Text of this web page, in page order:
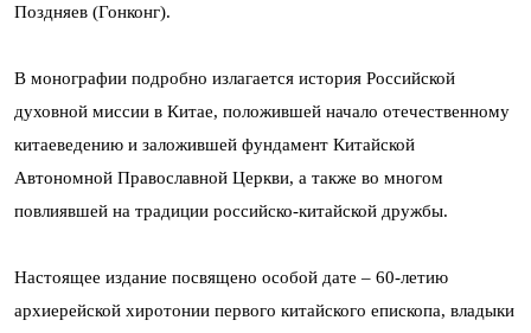
Поздняев (Гонконг).
В монографии подробно излагается история Российской
духовной миссии в Китае, положившей начало отечественному
китаеведению и заложившей фундамент Китайской
Автономной Православной Церкви, а также во многом
повлиявшей на традиции российско-китайской дружбы.
Настоящее издание посвящено особой дате – 60-летию
архиерейской хиротонии первого китайского епископа, владыки